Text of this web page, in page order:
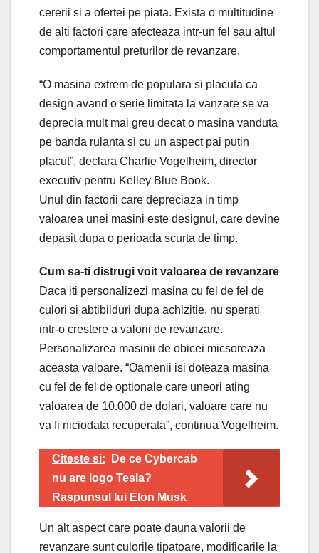
cererii si a ofertei pe piata. Exista o multitudine
de alti factori care afecteaza intr-un fel sau altul
comportamentul preturilor de revanzare.
“O masina extrem de populara si placuta ca
design avand o serie limitata la vanzare se va
deprecia mult mai greu decat o masina vanduta
pe banda rulanta si cu un aspect pai putin
placut”, declara Charlie Vogelheim, director
executiv pentru Kelley Blue Book.
Unul din factorii care depreciaza in timp
valoarea unei masini este designul, care devine
depasit dupa o perioada scurta de timp.
Cum sa-ti distrugi voit valoarea de revanzare
Daca iti personalizezi masina cu fel de fel de
culori si abtibilduri dupa achizitie, nu sperati
intr-o crestere a valorii de revanzare.
Personalizarea masinii de obicei micsoreaza
aceasta valoare. “Oamenii isi doteaza masina
cu fel de fel de optionale care uneori ating
valoarea de 10.000 de dolari, valoare care nu
va fi niciodata recuperata”, continua Vogelheim.
Citeste si:
De ce Cybercab
nu are logo Tesla?
Raspunsul lui Elon Musk
Un alt aspect care poate dauna valorii de
revanzare sunt culorile tipatoare, modificarile la